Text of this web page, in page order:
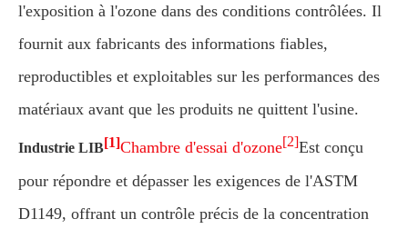
l'exposition à l'ozone dans des conditions contrôlées. Il
fournit aux fabricants des informations fiables,
reproductibles et exploitables sur les performances des
matériaux avant que les produits ne quittent l'usine.
Industrie LIB[1]Chambre d'essai d'ozone[2]Est conçu
pour répondre et dépasser les exigences de l'ASTM
D1149, offrant un contrôle précis de la concentration